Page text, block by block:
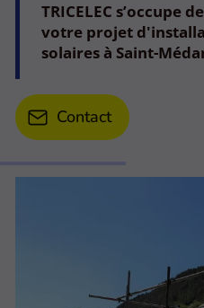
TRICELEC s’occupe
votre projet
solaires à Saint-
Contact